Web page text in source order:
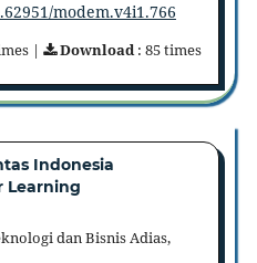
modem.v4i1.766
| Download: 85 times
Indonesia
Learning
dan Bisnis Adias,